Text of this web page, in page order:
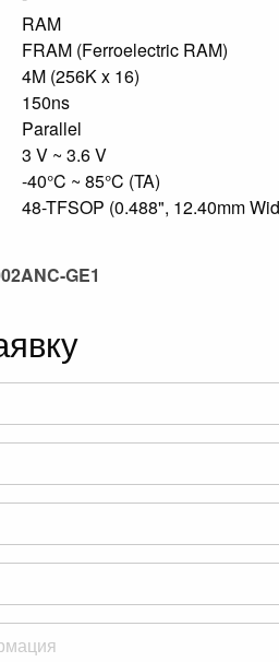
RAM
FRAM (Ferroelectric RAM)
4M (256K x 16)
150ns
Parallel
3 V ~ 3.6 V
-40°C ~ 85°C (TA)
48-TFSOP (0.488", 12.40mm
GE1